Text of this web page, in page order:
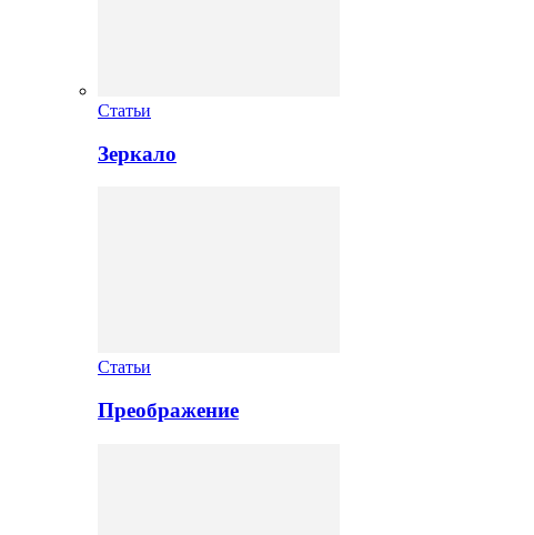
Статьи
Зеркало
Статьи
Преображение